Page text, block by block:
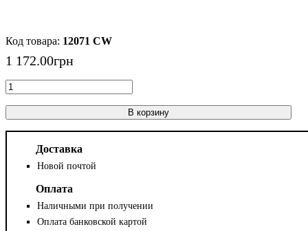
12071 CW
1 172.00грн
В корзину
Доставка
Новой почтой
Оплата
Наличными при получении
Оплата банковской картой